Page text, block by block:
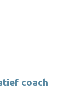
coach